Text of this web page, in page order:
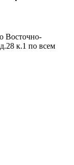
Восточно-
к.1 по всем